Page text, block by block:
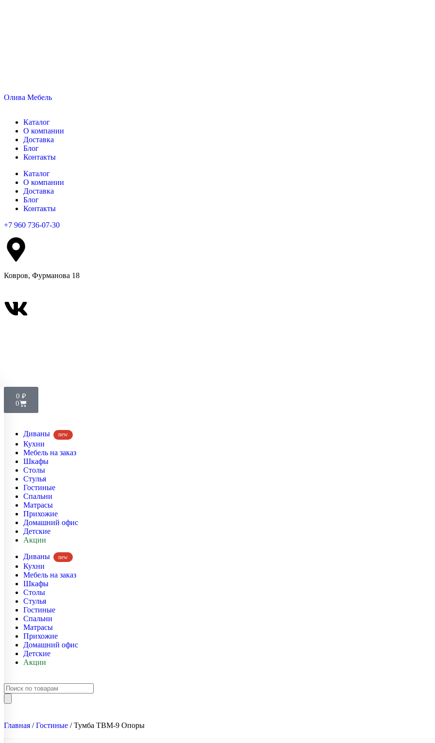
Олива Мебель
Каталог
О компании
Доставка
Блог
Контакты
Каталог
О компании
Доставка
Блог
Контакты
+7 960 736-07-30
Ковров, Фурманова 18
0 ₽
0
Диваны new
Кухни
Мебель на заказ
Шкафы
Столы
Стулья
Гостиные
Спальни
Матрасы
Прихожие
Домашний офис
Детские
Акции
Диваны
new
Кухни
Мебель на заказ
Шкафы
Столы
Стулья
Гостиные
Спальни
Матрасы
Прихожие
Домашний офис
Детские
Акции
Главная /Гостиные / Тумба ТВМ-9 Опоры